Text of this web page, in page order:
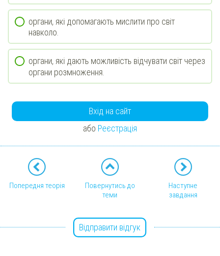
органи, які допомагають мислити про світ
навколо.
органи, які дають можливість відчувати світ через
органи розмноження.
Вхід на сайт
або Реєстрація
Попередня теорія
Повернутись до
теми
Наступне
завдання
Відправити відгук